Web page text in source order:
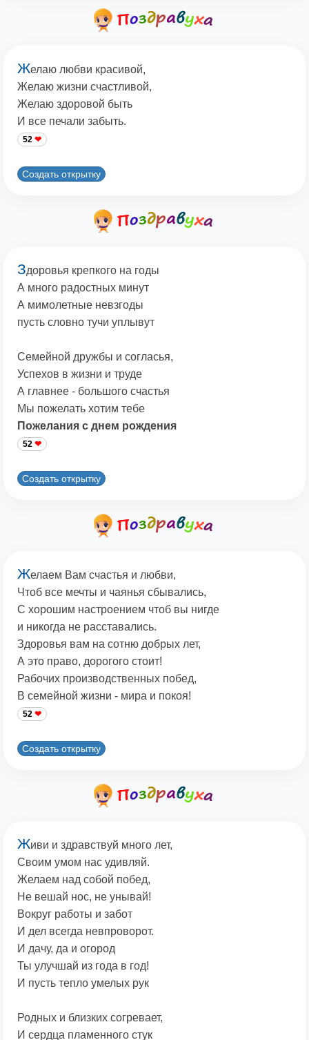
Желаю любви красивой,
Желаю жизни счастливой,
Желаю здоровой быть
И все печали забыть.
52
Создать открытку
Здоровья крепкого на годы
А много радостных минут
А мимолетные невзгоды
пусть словно тучи уплывут
Семейной дружбы и согласья,
Успехов в жизни и труде
А главнее - большого счастья
Мы пожелать хотим тебе
Пожелания с днем рождения
52
Создать открытку
Желаем Вам счастья и любви,
Чтоб все мечты и чаянья сбывались,
С хорошим настроением чтоб вы нигде
и никогда не расставались.
Здоровья вам на сотню добрых лет,
А это право, дорогого стоит!
Рабочих производственных побед,
В семейной жизни - мира и покоя!
52
Создать открытку
Живи и здравствуй много лет,
Своим умом нас удивляй.
Желаем над собой побед,
Не вешай нос, не унывай!
Вокруг работы и забот
И дел всегда невпроворот.
И дачу, да и огород
Ты улучшай из года в год!
И пусть тепло умелых рук
Родных и близких согревает,
И сердца пламенного стук